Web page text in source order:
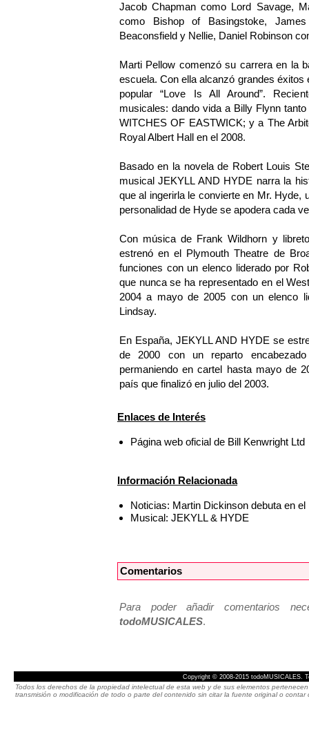
Jacob Chapman como Lord Savage,
como Bishop of Basingstoke,
Beaconsfield y Nellie, Daniel Robinson
Marti Pellow comenzó su carrera en la
escuela. Con ella alcanzó grandes
popular “Love Is All Around”.
musicales: dando vida a Billy Flynn
WITCHES OF EASTWICK; y a The
Royal Albert Hall en el 2008.
Basado en la novela de Robert Louis
musical JEKYLL AND HYDE narra la
que al ingerirla le convierte en Mr.
personalidad de Hyde se apodera cada
Con música de Frank Wildhorn y
estrenó en el Plymouth Theatre de
funciones con un elenco liderado por
que nunca se ha representado en el
2004 a mayo de 2005 con un elenco
Lindsay.
En España, JEKYLL AND HYDE se
de 2000 con un reparto
permaniendo en cartel hasta mayo de
país que finalizó en julio del 2003.
Enlaces de Interés
Página web oficial de Bill Kenwright Ltd
Información Relacionada
Noticias: Martin Dickinson debuta en
Musical: JEKYLL & HYDE
Comentarios
Para poder añadir comentarios
todoMUSICALES.
Copyright © 2008-2015 todoMUSICALES.
Todos los derechos de la propiedad intelectual de esta web y de sus elementos
transmisión o modificación de todo o parte del contenido sin citar la fuente original o